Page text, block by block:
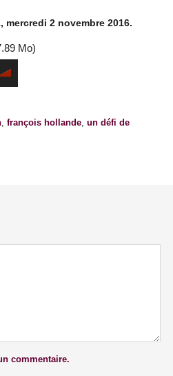
2 novembre 2016.
Mo)
, françois hollande, un défi de
commentaire.